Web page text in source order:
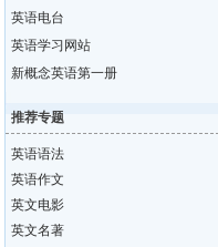
英语电台
英语学习网站
新概念英语第一册
推荐专题
英语语法
英语作文
英文电影
英文名著